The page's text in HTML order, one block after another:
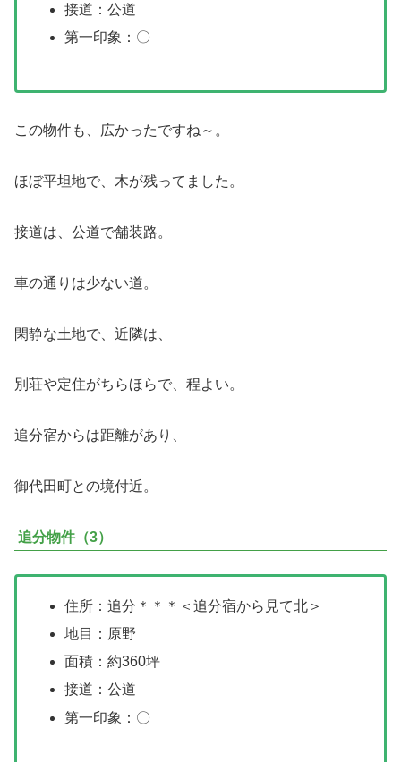
接道：公道
第一印象：〇
この物件も、広かったですね～。
ほぼ平坦地で、木が残ってました。
接道は、公道で舗装路。
車の通りは少ない道。
閑静な土地で、近隣は、
別荘や定住がちらほらで、程よい。
追分宿からは距離があり、
御代田町との境付近。
追分物件（3）
住所：追分＊＊＊＜追分宿から見て北＞
地目：原野
面積：約360坪
接道：公道
第一印象：〇